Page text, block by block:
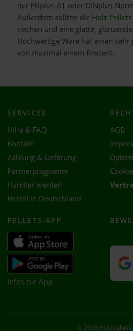
der ENplus-A1 oder DINplus-
Außerdem sollten die Holz-Pellets
riechen und eine glatte,
Hochwertige Ware hat einen
von maximal einem Prozent.
SERVICES
Hilfe & FAQ
Kontakt
Zahlung & Lieferung
Partnerprogramm
Händler werden
Heizöl in Deutschland
AGB
PELLETS APP
Infos zur App
© 2026